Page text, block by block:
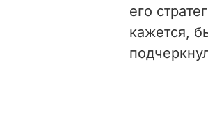
его
кажется,